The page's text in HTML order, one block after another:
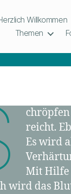
Willkommen
Themen
reicht.
Es wird
Mit Hilfe
wird das